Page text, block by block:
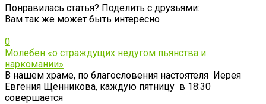
Понравилась статья? Поделить с друзьями:
Вам так же может быть интересно
0
Молебен «о страждущих недугом пьянства и
наркомании»
В нашем храме, по благословения настоятеля Иерея
Евгения Щенникова, каждую пятницу в 18:30
совершается